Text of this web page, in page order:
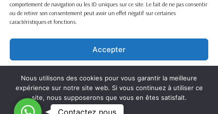
comportement de navigation ou les ID uniques sur ce site. Le fait de ne pas consentir
ou de retirer son consentement peut avoir un effet négatif sur certaines
caractéristiques et fonctions.
Accepter
Voir les préférences
Nous utilisons des cookies pour vous garantir la meilleure
expérience sur notre site web. Si vous continuez à utiliser ce
site, nous supposerons que vous en êtes satisfait.
OK
C Contactez nous